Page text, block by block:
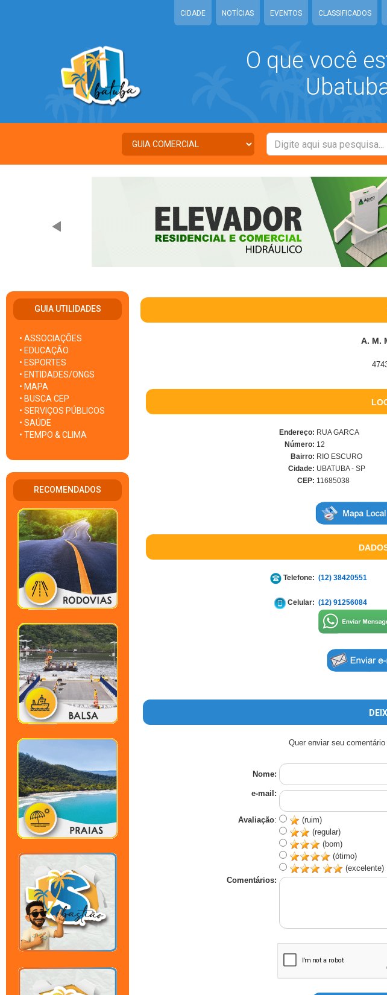
CIDADE NOTÍCIAS EVENTOS CLASSIFICADOS
O que você
GUIA UTILIDADES
• ASSOCIAÇÕES
• EDUCAÇÃO
• ESPORTES
• ENTIDADES/ONGS
• MAPA
• BUSCA CEP
• SERVIÇOS PÚBLICOS
• SAÚDE
• TEMPO & CLIMA
RECOMENDADOS
A. M.
Endereço: RUA GARCA
Número: 12
Bairro: RIO ESCURO
Cidade: UBATUBA - SP
CEP: 11685038
Telefone: (12) 38420551
Celular: (12) 91256084
Quer enviar seu
Nome:
e-mail:
Avaliação:
(ruim)
(regular)
(bom)
(ótimo)
(excelente)
Comentários: